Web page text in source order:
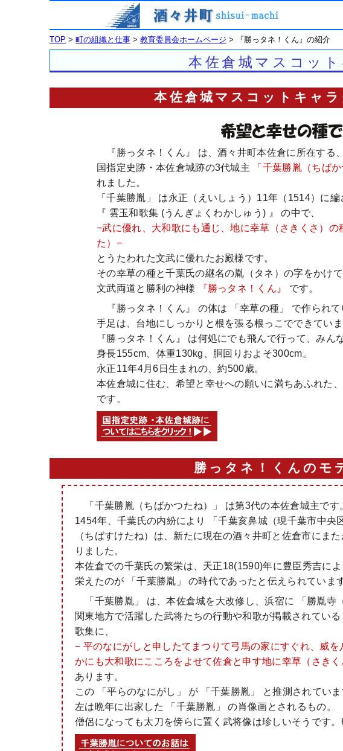
TOP > 町の組織と仕事 > 教育委員会ホームページ > 『勝っタネ！くん』の紹介
本佐倉城マスコッ
本佐倉城マスコットキャ
『勝っタネ！くん』 は、酒々井町本佐倉に所在する
国指定史跡・本佐倉城跡の3代城主
「千葉勝胤（ちばか
れました。
「千葉勝胤」 は永正（えいしょう）11年（1514）に編
『 雲玉和歌集 (うんぎょくわかしゅう) 』 の中で、
−武に優れ、大和歌にも通じ、地に幸草（さきくさ）の
た）−
とうたわれた文武に優れたお殿様です。
その幸草の種と千葉氏の継名の胤（タネ）の字をかけて
文武両道と勝利の神様
『勝っタネ！くん』
です。
『勝っタネ！くん』 の体は 「幸草の種」 で作られて
手足は、台地にしっかりと根を張る根っこでできていま
『勝っタネ！くん』 は何処にでも飛んで行って、みん
身長155cm、体重130kg、胴回りおよそ300cm。
永正11年4月6日生まれの、約500歳。
本佐倉城に住む、希望と幸せへの願いに満ちあふれた
です。
勝っタネ！くんのモ
「千葉勝胤（ちばかつたね）」 は第3代の本佐倉城主です
1454年、千葉氏の内紛により 「千葉亥鼻城（現千葉市中
（ちばすけたね）は、新たに現在の酒々井町と佐倉市にま
りました。
本佐倉での千葉氏の繁栄は、天正18(1590)年に豊臣秀吉に
栄えたのが 「千葉勝胤」 の時代であったと伝えられています
「千葉勝胤」 は、本佐倉城を大改修し、浜宿に 「勝胤寺
関東地方で活躍した武将たちの行動や和歌が掲載されてい
歌集に、
− 平のなにがしと申したてまつりて弓馬の家にすぐれ、威
かにも大和歌にこころをよせて佐倉と申す地に幸草（さき
あります。
この 「平らのなにがし」 が 「千葉勝胤」 と推測されていま
左は晩年に出家した 「千葉勝胤」 の肖像画とされるもの。
僧侶になっても太刀を傍らに置く武将像は珍しいそうです。